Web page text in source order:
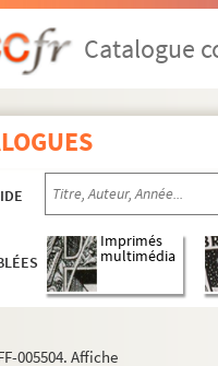
Catalogue
Imprimés
multimédia
005504. Affiche